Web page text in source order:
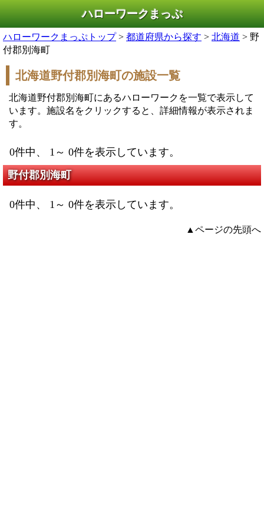
ハローワークまっぷ
ハローワークまっぷトップ> 都道府県から探す > 北海道 > 野
付郡別海町
北海道野付郡別海町の施設一覧
北海道野付郡別海町にあるハローワークを一覧で表示して
います。施設名をクリックすると、詳細情報が表示されま
す。
0件中、 1～ 0件を表示しています。
野付郡別海町
0件中、 1～ 0件を表示しています。
▲ページの先頭へ